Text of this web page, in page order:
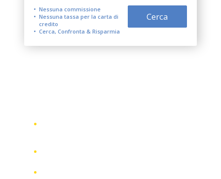
Nessuna commissione
Nessuna tassa per la carta di
credito
Cerca, Confronta & Risparmia
Cerca